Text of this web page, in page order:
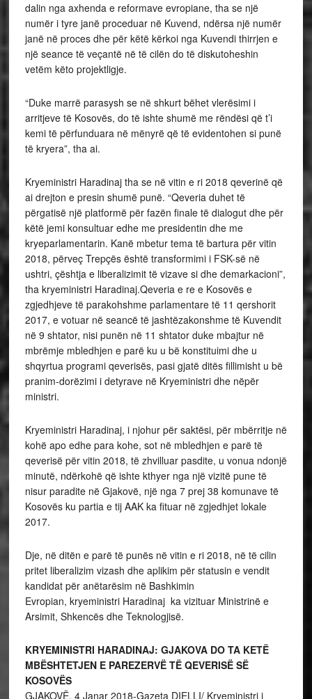
dalin nga axhenda e reformave evropiane, tha se një
numër i tyre janë proceduar në Kuvend, ndërsa një numër
janë në proces dhe për këtë kërkoi nga Kuvendi thirrjen e
një seance të veçantë në të cilën do të diskutoheshin
vetëm këto projektligje.
“Duke marrë parasysh se në shkurt bëhet vlerësimi i
arritjeve të Kosovës, do të ishte shumë me rëndësi që t’i
kemi të përfunduara në mënyrë që të evidentohen si punë
të kryera”, tha ai.
Kryeministri Haradinaj tha se në vitin e ri 2018 qeverinë që
ai drejton e presin shumë punë. “Qeveria duhet të
përgatisë një platformë për fazën finale të dialogut dhe për
këtë jemi konsultuar edhe me presidentin dhe me
kryeparlamentarin. Kanë mbetur tema të bartura për vitin
2018, përveç Trepçës është transformimi i FSK-së në
ushtri, çështja e liberalizimit të vizave si dhe demarkacioni”,
tha kryeministri Haradinaj.Qeveria e re e Kosovës e
zgjedhjeve të parakohshme parlamentare të 11 qershorit
2017, e votuar në seancë të jashtëzakonshme të Kuvendit
në 9 shtator, nisi punën në 11 shtator duke mbajtur në
mbrëmje mbledhjen e parë ku u bë konstituimi dhe u
shqyrtua programi qeverisës, pasi gjatë ditës fillimisht u bë
pranim-dorëzimi i detyrave në Kryeministri dhe nëpër
ministri.
Kryeministri Haradinaj, i njohur për saktësi, për mbërritje në
kohë apo edhe para kohe, sot në mbledhjen e parë të
qeverisë për vitin 2018, të zhvilluar pasdite, u vonua ndonjë
minutë, ndërkohë që ishte kthyer nga një vizitë pune të
nisur paradite në Gjakovë, një nga 7 prej 38 komunave të
Kosovës ku partia e tij AAK ka fituar në zgjedhjet lokale
2017.
Dje, në ditën e parë të punës në vitin e ri 2018, në të cilin
pritet liberalizim vizash dhe aplikim për statusin e vendit
kandidat për anëtarësim në Bashkimin
Evropian, kryeministri Haradinaj ka vizituar Ministrinë e
Arsimit, Shkencës dhe Teknologjisë.
KRYEMINISTRI HARADINAJ: GJAKOVA DO TA KETË
MBËSHTETJEN E PAREZERVË TË QEVERISË SË
KOSOVËS
GJAKOVË, 4 Janar 2018-Gazeta DIELLI/ Kryeministri i